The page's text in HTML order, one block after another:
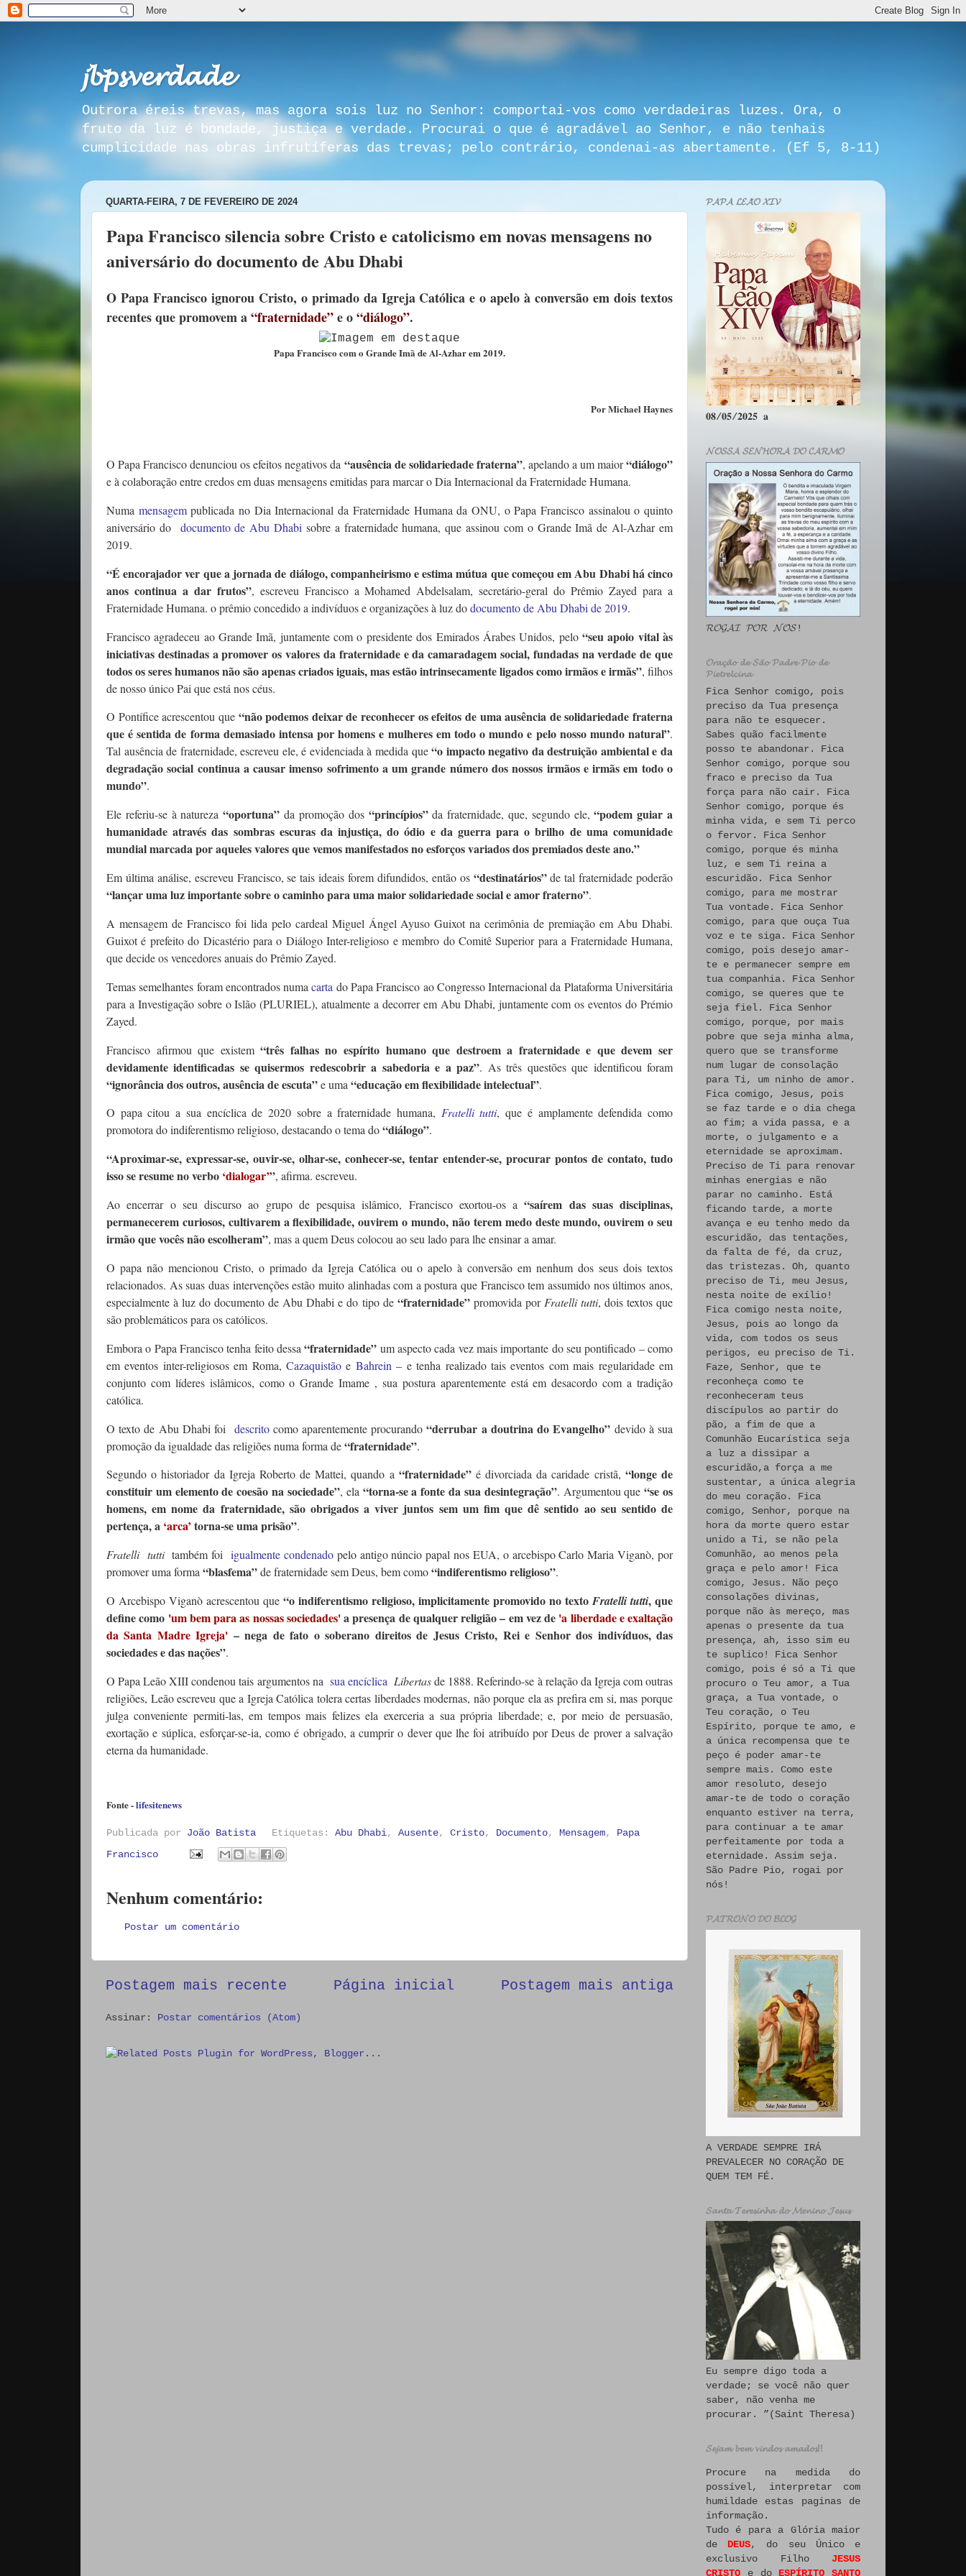
𝓳𝓫𝓹𝓼𝓿𝓮𝓻𝓭𝓪𝓭𝓮
Outrora éreis trevas, mas agora sois luz no Senhor: comportai-vos como verdadeiras luzes. Ora, o
fruto da luz é bondade, justiça e verdade. Procurai o que é agradável ao Senhor, e não tenhais
cumplicidade nas obras infrutíferas das trevas; pelo contrário, condenai-as abertamente. (Ef 5, 8-11)
QUARTA-FEIRA, 7 DE FEVEREIRO DE 2024
Papa Francisco silencia sobre Cristo e catolicismo em novas mensagens no
aniversário do documento de Abu Dhabi
O Papa Francisco ignorou Cristo, o primado da Igreja Católica e o apelo à conversão em dois textos
recentes que promovem a“fraternidade”e o“diálogo”.
Papa Francisco com o Grande Imã de Al-Azhar em 2019.
Por MichaelHaynes
O Papa Francisco denunciou os efeitos negativos da “ausência de solidariedade fraterna”, apelando a um maior“diálogo”
e à colaboração entre credos em duas mensagens emitidas para marcar o Dia Internacional da Fraternidade Humana.
Numa mensagempublicada no Dia Internacional da Fraternidade Humana da ONU, o Papa Francisco assinalou o quinto
aniversário do documento de Abu Dhabi sobre a fraternidade humana, que assinou com o Grande Imã de Al-Azhar em
2019.
“É encorajador ver que a jornada de diálogo, companheirismo e estima mútua que começou em Abu Dhabi há cinco
anos continua a dar frutos”, escreveu Francisco a Mohamed Abdelsalam, secretário-geral do Prêmio Zayed para a
Fraternidade Humana. o prêmio concedido a indivíduos e organizações à luz dodocumento de Abu Dhabi de 2019.
Francisco agradeceu ao Grande Imã, juntamente com o presidente dos Emirados Árabes Unidos, pelo “seu apoio vital às
iniciativas destinadas a promover os valores da fraternidade e da camaradagem social, fundadas na verdade de que
todos os seres humanos não são apenas criados iguais, mas estão intrinsecamente ligados como irmãos e irmãs”, filhos
de nosso único Pai que está nos céus.
O Pontífice acrescentou que “não podemos deixar de reconhecer os efeitos de uma ausência de solidariedade fraterna
que é sentida de forma demasiado intensa por homens e mulheres em todo o mundo e pelo nosso mundo natural”.
Tal ausência de fraternidade, escreveu ele, é evidenciada à medida que“o impacto negativo da destruição ambiental e da
degradação social continua a causar imenso sofrimento a um grande número dos nossos irmãos e irmãs em todo o
mundo”.
Ele referiu-se à natureza“oportuna” da promoção dos “princípios”da fraternidade, que, segundo ele,“podem guiar a
humanidade através das sombras escuras da injustiça, do ódio e da guerra para o brilho de uma comunidade
mundial marcada por aqueles valores que vemos manifestados no esforços variados dos premiados deste ano.”
Em última análise, escreveu Francisco, se tais ideais forem difundidos, então os “destinatários”de tal fraternidade poderão
“lançar uma luz importante sobre o caminho para uma maior solidariedade social e amor fraterno”.
A mensagem de Francisco foi lida pelo cardeal Miguel Ángel Ayuso Guixot na cerimônia de premiação em Abu Dhabi.
Guixot é prefeito do Dicastério para o Diálogo Inter-religioso e membro do Comitê Superior para a Fraternidade Humana,
que decide os vencedores anuais do Prêmio Zayed.
Temas semelhantes foram encontrados numacarta do Papa Francisco ao Congresso Internacional da Plataforma Universitária
para a Investigação sobre o Islão (PLURIEL), atualmente a decorrer em Abu Dhabi, juntamente com os eventos do Prémio
Zayed.
Francisco afirmou que existem“três falhas no espírito humano que destroem a fraternidade e que devem ser
devidamente identificadas se quisermos redescobrir a sabedoria e a paz”. As três questões que identificou foram
“ignorância dos outros, ausência de escuta”e uma “educação em flexibilidade intelectual”.
O papa citou a sua encíclica de 2020 sobre a fraternidade humana, Fratelli tutti, que é amplamente defendida como
promotora do indiferentismo religioso, destacando o tema do“diálogo”.
“Aproximar-se, expressar-se, ouvir-se, olhar-se, conhecer-se, tentar entender-se, procurar pontos de contato, tudo
isso se resume no verbo ‘dialogar’”, afirma. escreveu.
Ao encerrar o seu discurso ao grupo de pesquisa islâmico, Francisco exortou-os a“saírem das suas disciplinas,
permanecerem curiosos, cultivarem a flexibilidade, ouvirem o mundo, não terem medo deste mundo, ouvirem o seu
irmão que vocês não escolheram”, mas a quem Deus colocou ao seu lado para lhe ensinar a amar.
O papa não mencionou Cristo, o primado da Igreja Católica ou o apelo à conversão em nenhum dos seus dois textos
relacionados. As suas duas intervenções estão muito alinhadas com a postura que Francisco tem assumido nos últimos anos,
especialmente à luz do documento de Abu Dhabi e do tipo de “fraternidade” promovida por Fratelli tutti, dois textos que
são problemáticos para os católicos.
Embora o Papa Francisco tenha feito dessa“fraternidade” um aspecto cada vez mais importante do seu pontificado – como
em eventos inter-religiosos em Roma,Cazaquistão e Bahrein – e tenha realizado tais eventos com mais regularidade em
conjunto com líderes islâmicos, como o Grande Imame , sua postura aparentemente está em desacordo com a tradição
católica.
O texto de Abu Dhabi foi descritocomo aparentemente procurando“derrubar a doutrina do Evangelho” devido à sua
promoção da igualdade das religiões numa forma de“fraternidade”.
Segundo o historiador da Igreja Roberto de Mattei, quando a “fraternidade”é divorciada da caridade cristã, “longe de
constituir um elemento de coesão na sociedade”, ela “torna-se a fonte da sua desintegração”. Argumentou que“se os
homens, em nome da fraternidade, são obrigados a viver juntos sem um fim que dê sentido ao seu sentido de
pertença, a ‘arca’ torna-se uma prisão”.
Fratelli tuttitambém foi igualmente condenadopelo antigo núncio papal nos EUA, o arcebispo Carlo Maria Viganò, por
promover uma forma “blasfema”de fraternidade sem Deus, bem como“indiferentismo religioso”.
O Arcebispo Viganò acrescentou que “o indiferentismo religioso, implicitamente promovido no texto Fratelli tutti, que
define como 'um bem para as nossas sociedades'a presença de qualquer religião – em vez de 'a liberdade e exaltação
da Santa Madre Igreja' – nega de fato o soberano direitos de Jesus Cristo, Rei e Senhor dos indivíduos, das
sociedades e das nações”.
O Papa Leão XIII condenou tais argumentos na sua encíclica Libertasde 1888. Referindo-se à relação da Igreja com outras
religiões, Leão escreveu que a Igreja Católica toleracertas liberdades modernas, não porque ela as prefira em si, mas porque
julga conveniente permiti-las, em tempos mais felizes ela exerceria a sua própria liberdade; e, por meio de persuasão,
exortação e súplica, esforçar-se-ia, como é obrigado, a cumprir o dever que lhe foi atribuído por Deus de prover a salvação
eterna da humanidade.
Fonte -lifesitenews
Publicada por João Batista Etiquetas:Abu Dhabi,Ausente,Cristo, Documento,Mensagem, Papa
Francisco
Nenhum comentário:
Postar um comentário
Postagem mais recente Postagem mais antiga
Página inicial
Assinar: Postar comentários (Atom)
𝓟𝓐𝓟𝓐 𝓛𝓔𝓐̃𝓞 𝓧𝓘𝓥
𝟎𝟖/𝟎𝟓/𝟐𝟎𝟐𝟓 𝐚
𝓝𝓞𝓢𝓢𝓐 𝓢𝓔𝓝𝓗𝓞𝓡𝓐 𝓓𝓞 𝓒𝓐𝓡𝓜𝓞
𝓡𝓞𝓖𝓐𝓘 𝓟𝓞𝓡 𝓝𝓞́𝓢!
𝓞𝓻𝓪𝓬̧𝓪̃𝓸 𝓭𝓮 𝓢𝓪̃𝓸 𝓟𝓪𝓭𝓻𝓮 𝓟𝓲𝓸 𝓭𝓮
𝓟𝓲𝓮𝓽𝓻𝓮𝓵𝓬𝓲𝓷𝓪
Fica Senhor comigo, pois
preciso da Tua presença
para não te esquecer.
Sabes quão facilmente
posso te abandonar. Fica
Senhor comigo, porque sou
fraco e preciso da Tua
força para não cair. Fica
Senhor comigo, porque és
minha vida, e sem Ti perco
o fervor. Fica Senhor
comigo, porque és minha
luz, e sem Ti reina a
escuridão. Fica Senhor
comigo, para me mostrar
Tua vontade. Fica Senhor
comigo, para que ouça Tua
voz e te siga. Fica Senhor
comigo, pois desejo amar-
te e permanecer sempre em
tua companhia. Fica Senhor
comigo, se queres que te
seja fiel. Fica Senhor
comigo, porque, por mais
pobre que seja minha alma,
quero que se transforme
num lugar de consolação
para Ti, um ninho de amor.
Fica comigo, Jesus, pois
se faz tarde e o dia chega
ao fim; a vida passa, e a
morte, o julgamento e a
eternidade se aproximam.
Preciso de Ti para renovar
minhas energias e não
parar no caminho. Está
ficando tarde, a morte
avança e eu tenho medo da
escuridão, das tentações,
da falta de fé, da cruz,
das tristezas. Oh, quanto
preciso de Ti, meu Jesus,
nesta noite de exílio!
Fica comigo nesta noite,
Jesus, pois ao longo da
vida, com todos os seus
perigos, eu preciso de Ti.
Faze, Senhor, que te
reconheça como te
reconheceram teus
discípulos ao partir do
pão, a fim de que a
Comunhão Eucarística seja
a luz a dissipar a
escuridão,a força a me
sustentar, a única alegria
do meu coração. Fica
comigo, Senhor, porque na
hora da morte quero estar
unido a Ti, se não pela
Comunhão, ao menos pela
graça e pelo amor! Fica
comigo, Jesus. Não peço
consolações divinas,
porque não às mereço, mas
apenas o presente da tua
presença, ah, isso sim eu
te suplico! Fica Senhor
comigo, pois é só a Ti que
procuro o Teu amor, a Tua
graça, a Tua vontade, o
Teu coração, o Teu
Espírito, porque te amo, e
a única recompensa que te
peço é poder amar-te
sempre mais. Como este
amor resoluto, desejo
amar-te de todo o coração
enquanto estiver na terra,
para continuar a te amar
perfeitamente por toda a
eternidade. Assim seja.
São Padre Pio, rogai por
nós!
𝓟𝓐𝓣𝓡𝓞𝓝𝓞 𝓓𝓞 𝓑𝓛𝓞𝓖
A VERDADE SEMPRE IRÁ
PREVALECER NO CORAÇÃO DE
QUEM TEM FÉ.
𝓢𝓪𝓷𝓽𝓪 𝓣𝓮𝓻𝓮𝓼𝓲𝓷𝓱𝓪 𝓭𝓸 𝓜𝓮𝓷𝓲𝓷𝓸 𝓙𝓮𝓼𝓾𝓼
Eu sempre digo toda a
verdade; se você não quer
saber, não venha me
procurar. ”(Saint Theresa)
𝓢𝓮𝓳𝓪𝓶 𝓫𝓮𝓶 𝓿𝓲𝓷𝓭𝓸𝓼 𝓪𝓶𝓪𝓭𝓸𝓼!!
Procure na medida do
possível, interpretar com
humildade estas paginas de
informação.
Tudo é para a Glória maior
de DEUS, do seu Único e
exclusivo Filho JESUS
CRISTO e do ESPÍRITO SANTO